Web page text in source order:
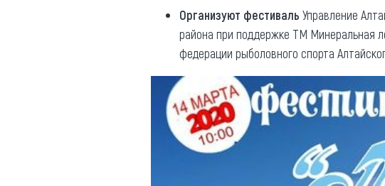
Организуют фестиваль Управление
района при поддержке ТМ Минеральная
федерации рыболовного спорта